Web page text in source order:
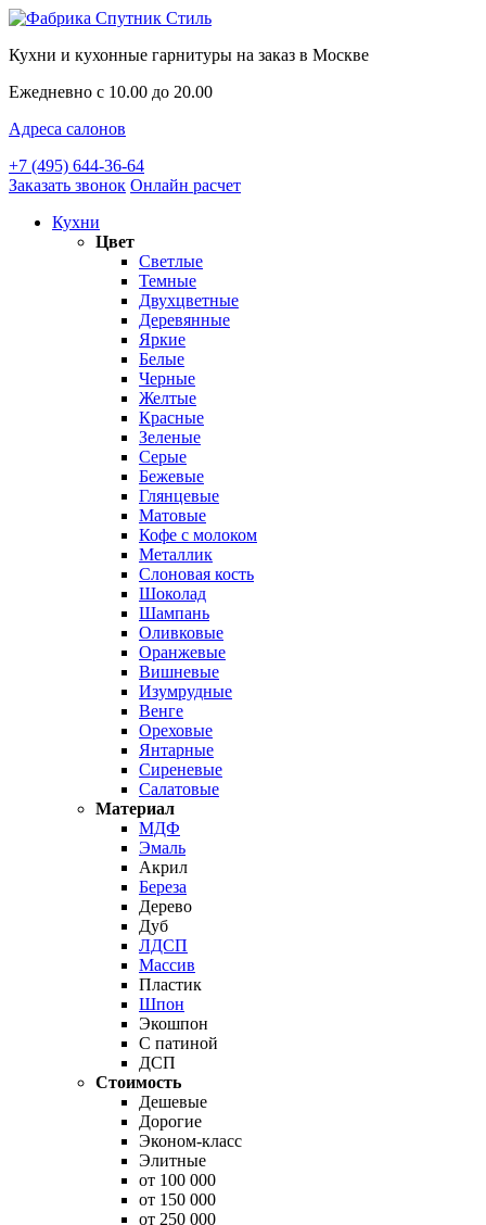
Кухни и кухонные гарнитуры на заказ в Москве
Ежедневно с 10.00 до 20.00
Адреса салонов
+7 (495) 644-36-64
Заказать звонок Онлайн расчет
Кухни
Цвет
Светлые
Темные
Двухцветные
Деревянные
Яркие
Белые
Черные
Желтые
Красные
Зеленые
Серые
Бежевые
Глянцевые
Матовые
Кофе с молоком
Металлик
Слоновая кость
Шоколад
Шампань
Оливковые
Оранжевые
Вишневые
Изумрудные
Венге
Ореховые
Янтарные
Сиреневые
Салатовые
Материал
МДФ
Эмаль
Акрил
Береза
Дерево
Дуб
ЛДСП
Массив
Пластик
Шпон
Экошпон
С патиной
ДСП
Стоимость
Дешевые
Дорогие
Эконом-класс
Элитные
от 100 000
от 150 000
от 250 000